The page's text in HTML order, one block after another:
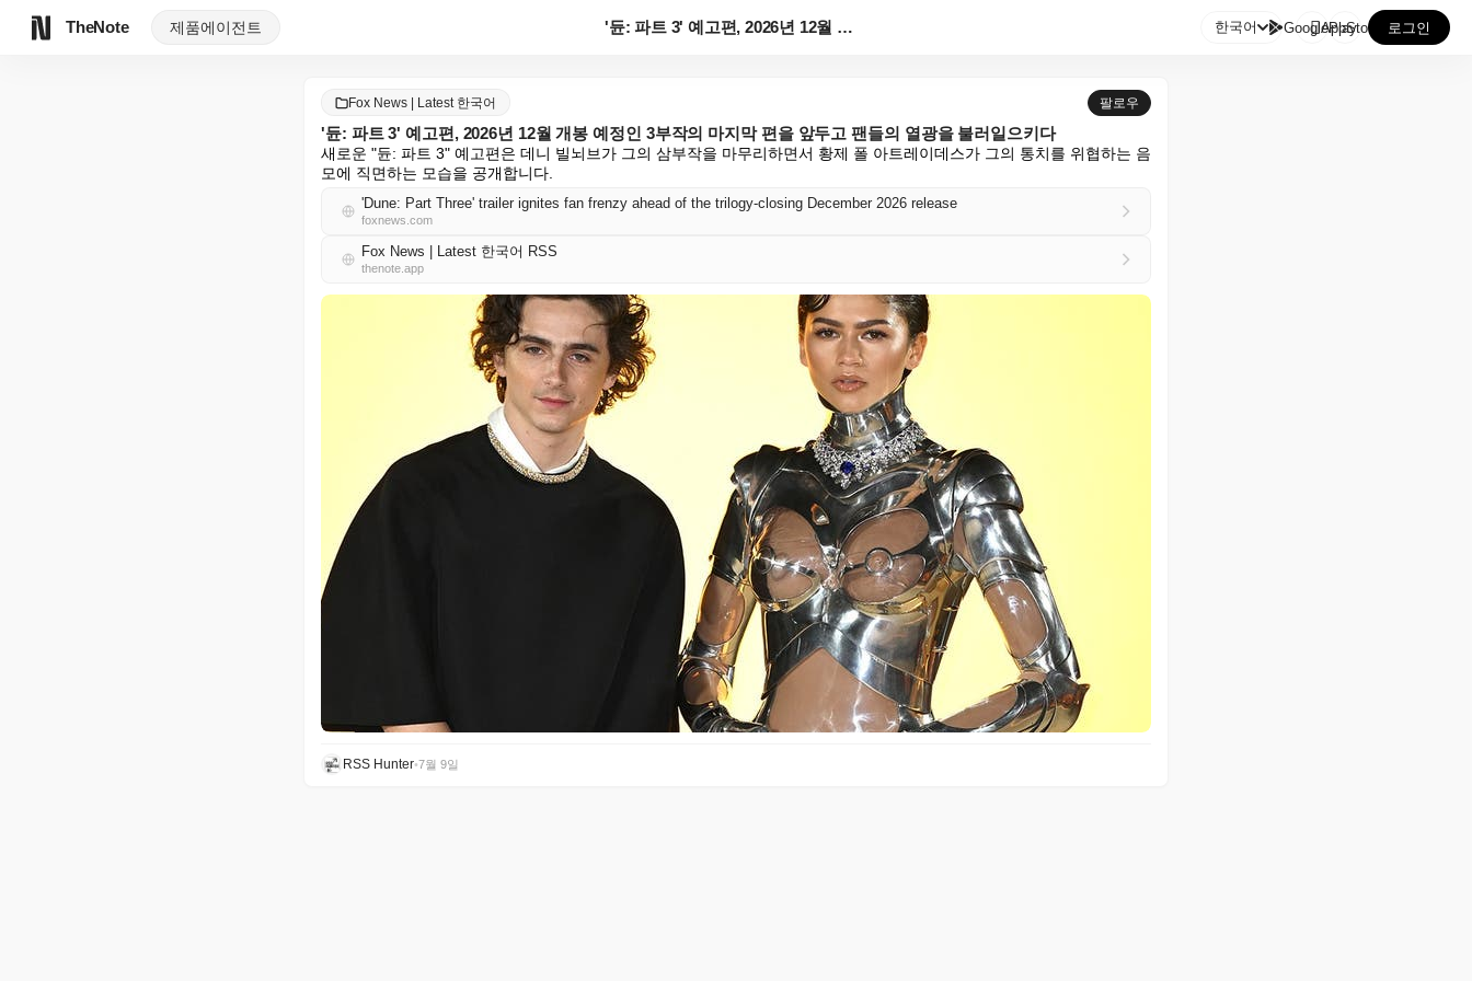
TheNote 제품에이전트 '듄: 파트 3' 예고편, 2026년 12월 개봉 예정... 한국어 GooglePlay
AppStore 로그인
Fox News | Latest 한국어 팔로우
'듄: 파트 3' 예고편, 2026년 12월 개봉 예정인 3부작의 마지막 편을 앞두고 팬들의 열광을 불러일으키다
새로운 "듄: 파트 3" 예고편은 데니 빌뇌브가 그의 삼부작을 마무리하면서 황제 폴 아트레이데스가 그의 통치를 위협하는 음
모에 직면하는 모습을 공개합니다.
'Dune: Part Three' trailer ignites fan frenzy ahead of the trilogy-closing December 2026 release
foxnews.com
Fox News | Latest 한국어 RSS
thenote.app
RSS Hunter•7월 9일